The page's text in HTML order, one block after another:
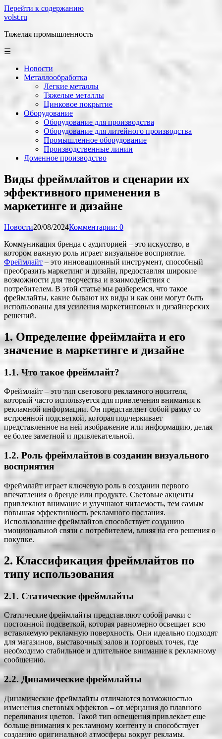
Перейти к содержанию
volst.ru
Тяжелая промышленность
☰
Новости
Металлообработка
Легкие металлы
Тяжелые металлы
Цинковое покрытие
Оборудование
Оборудование для производства
Оборудование для литейного производства
Промышленное оборудование
Производственные линии
Доменное производство
Виды фреймлайтов и сценарии их
эффективного применения в
маркетинге и дизайне
Новости20/08/2024Комментарии: 0
Коммуникация бренда с аудиторией – это искусство, в
котором важную роль играет визуальное восприятие.
Фреймлайт – это инновационный инструмент, способный
преобразить маркетинг и дизайн, предоставляя широкие
возможности для творчества и взаимодействия с
потребителем. В этой статье мы разберемся, что такое
фреймлайты, какие бывают их виды и как они могут быть
использованы для усиления маркетинговых и дизайнерских
решений.
1. Определение фреймлайта и его
значение в маркетинге и дизайне
1.1. Что такое фреймлайт?
Фреймлайт – это тип светового рекламного носителя,
который часто используется для привлечения внимания к
рекламной информации. Он представляет собой рамку со
встроенной подсветкой, которая подчеркивает
представленное на ней изображение или информацию, делая
ее более заметной и привлекательной.
1.2. Роль фреймлайтов в создании визуального
восприятия
Фреймлайт играет ключевую роль в создании первого
впечатления о бренде или продукте. Световые акценты
привлекают внимание и улучшают читаемость, тем самым
повышая эффективность рекламного послания.
Использование фреймлайтов способствует созданию
эмоциональной связи с потребителем, влияя на его решения о
покупке.
2. Классификация фреймлайтов по
типу использования
2.1. Статические фреймлайты
Статические фреймлайты представляют собой рамки с
постоянной подсветкой, которая равномерно освещает всю
вставляемую рекламную поверхность. Они идеально подходят
для магазинов, выставочных залов и торговых точек, где
необходимо стабильное и длительное внимание к рекламному
сообщению.
2.2. Динамические фреймлайты
Динамические фреймлайты отличаются возможностью
изменения световых эффектов – от мерцания до плавного
переливания цветов. Такой тип освещения привлекает еще
больше внимания к рекламному контенту и способствует
созданию оригинальной атмосферы вокруг рекламы.